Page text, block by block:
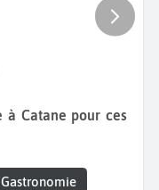
Gastronomie